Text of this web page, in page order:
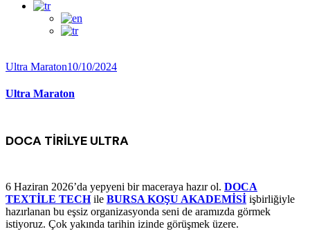
Ultra Maraton10/10/2024
Ultra Maraton
DOCA TİRİLYE ULTRA
6 Haziran 2026’da yepyeni bir maceraya hazır ol. DOCA
TEXTİLE TECHile BURSA KOŞU AKADEMİSİ işbirliğiyle
hazırlanan bu eşsiz organizasyonda seni de aramızda görmek
istiyoruz. Çok yakında tarihin izinde görüşmek üzere.